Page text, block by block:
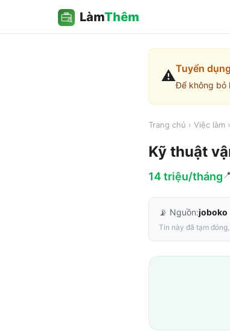
LàmThêm
⚠️Tuyển
Để không bỏ
Trang chủ › Việc làm ›
Kỹ thuật
14 triệu/tháng 📍
📡 Nguồn:joboko
Tin này đã tạm